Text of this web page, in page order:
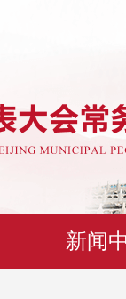
新闻